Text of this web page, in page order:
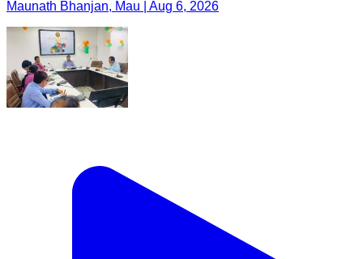
Maunath Bhanjan, Mau | Aug 6, 2026